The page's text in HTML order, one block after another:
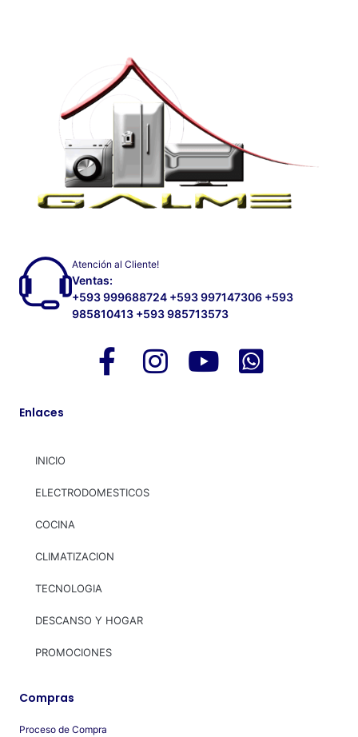
Atención al Cliente!
Ventas:
+593 999688724 +593 997147306 +593
985810413 +593 985713573
Enlaces
INICIO
ELECTRODOMESTICOS
COCINA
CLIMATIZACION
TECNOLOGIA
DESCANSO Y HOGAR
PROMOCIONES
Compras
Proceso de Compra